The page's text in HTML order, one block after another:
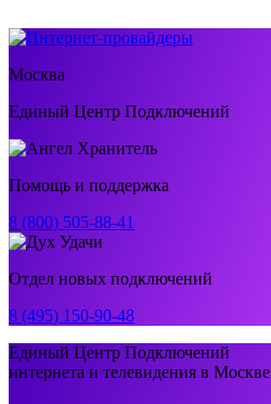
Москва
Единый Центр Подключений
Помощь и поддержка
8 (800) 505-88-41
Отдел новых подключений
8 (495) 150-90-48
Единый Центр Подключений
интернета и телевидения в Москве